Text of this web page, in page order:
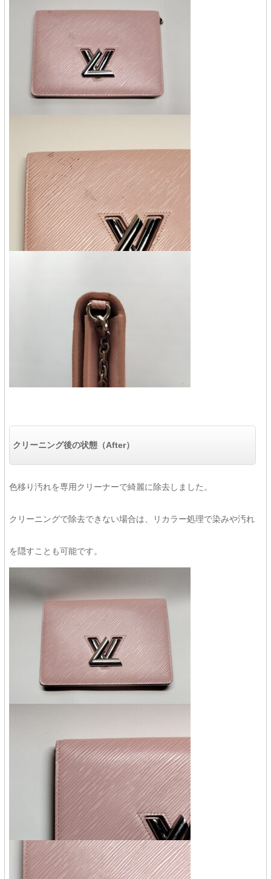
クリーニング後の状態（After）
色移り汚れを専用クリーナーで綺麗に除去しました。
クリーニングで除去できない場合は、リカラー処理で染みや汚れ
を隠すことも可能です。